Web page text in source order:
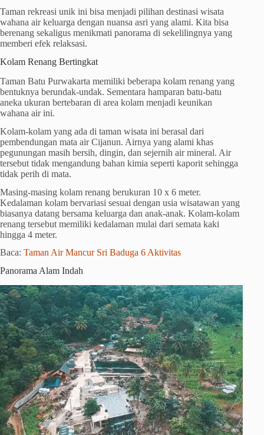
Taman rekreasi unik ini bisa menjadi pilihan destinasi wisata
wahana air keluarga dengan nuansa asri yang alami. Kita bisa
berenang sekaligus menikmati panorama di sekelilingnya yang
memberi efek relaksasi.
Kolam Renang Bertingkat
Taman Batu Purwakarta memiliki beberapa kolam renang yang
bentuknya berundak-undak. Sementara hamparan batu-batu
aneka ukuran bertebaran di area kolam menjadi keunikan
wahana air ini.
Kolam-kolam yang ada di taman wisata ini berasal dari
pembendungan mata air Cijanun. Airnya yang alami khas
pegunungan masih bersih, dingin, dan sejernih air mineral. Air
tersebut tidak mengandung bahan kimia seperti kaporit sehingga
tidak perih di mata.
Masing-masing kolam renang berukuran 10 x 6 meter.
Kedalaman kolam bervariasi sesuai dengan usia wisatawan yang
biasanya datang bersama keluarga dan anak-anak. Kolam-kolam
renang tersebut memiliki kedalaman mulai dari semata kaki
hingga 4 meter.
Baca: Taman Air Mancur Sri Baduga 6 Aktivitas
Panorama Alam Indah